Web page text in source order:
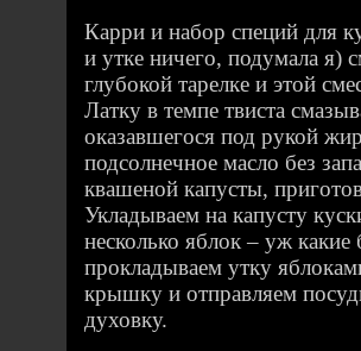
Карри и набор специй для
и утке ничего, подумала я)
глубокой тарелке и этой
Латку в темпе твиста
оказавшегося под рукой
подсолнечное масло без
квашеной капусты,
Укладываем на капусту
несколько яблок – уж
прокладываем утку
крышку и отправляем
духовку.